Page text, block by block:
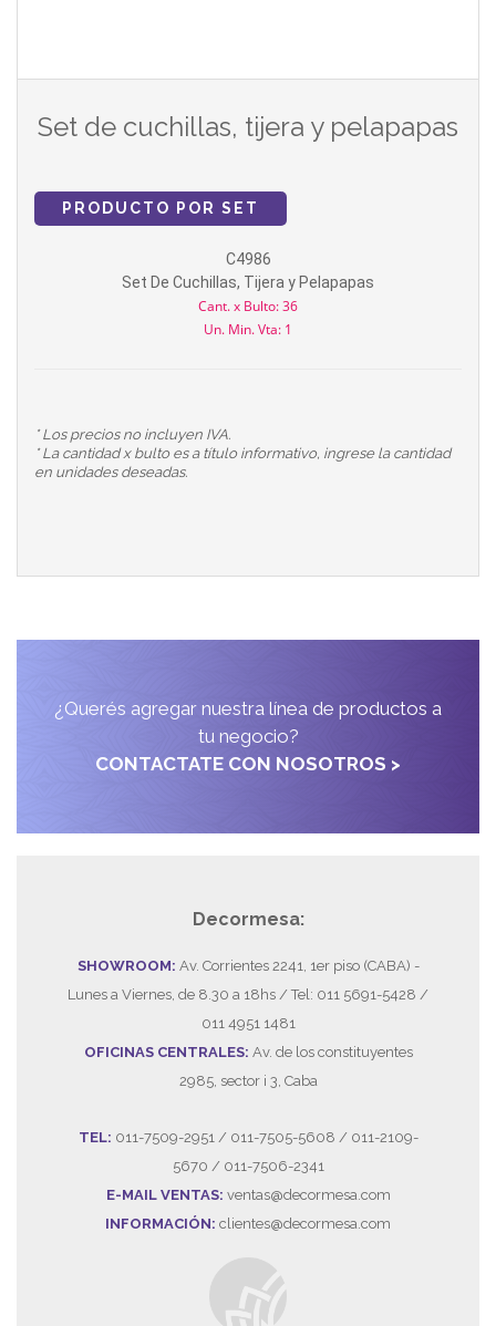
Set de cuchillas, tijera y pelapapas
PRODUCTO POR SET
C4986
Set De Cuchillas, Tijera y Pelapapas
Cant. x Bulto: 36
Un. Min. Vta: 1
* Los precios no incluyen IVA.
* La cantidad x bulto es a título informativo, ingrese la cantidad
en unidades deseadas.
¿Querés agregar nuestra línea de productos a
tu negocio?
CONTACTATE CON NOSOTROS >
Decormesa:
SHOWROOM: Av. Corrientes 2241, 1er piso (CABA) -
Lunes a Viernes, de 8.30 a 18hs / Tel: 011 5691-5428 /
011 4951 1481
OFICINAS CENTRALES: Av. de los constituyentes
2985, sector i 3, Caba
TEL: 011-7509-2951 / 011-7505-5608 / 011-2109-
5670 / 011-7506-2341
E-MAIL VENTAS: ventas@decormesa.com
INFORMACIÓN: clientes@decormesa.com